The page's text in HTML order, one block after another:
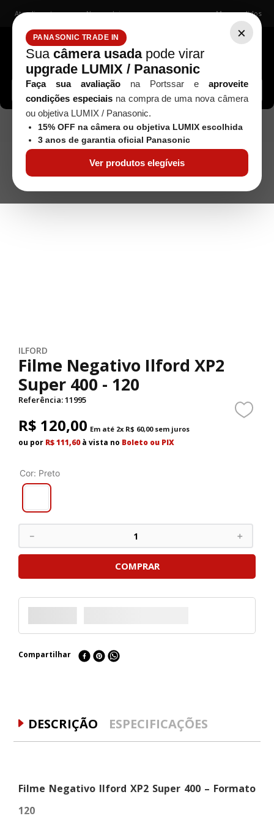
×
PANASONIC TRADE IN
Sua câmera usadapode virar
upgrade LUMIX / Panasonic
Faça sua avaliação na Portssar e aproveite
condições especiaisna compra de uma nova câmera
ou objetiva LUMIX / Panasonic.
15% OFF na câmera ou objetiva LUMIX escolhida
3 anos de garantia oficial Panasonic
Ver produtos elegíveis
Atendimento Nossas lojas Meus pedidos
Buscar câmeras, lentes, acessórios...
Analógicos Filmes Formato120 Preto e Branco
Negativo Ilford XP2 Super 400 - 120
ILFORD
Filme Negativo Ilford XP2
Super 400 - 120
Referência:11995
R$ 120,00 Em até 2x R$ 60,00sem juros
ou por R$ 111,60à vista no Boleto ou PIX
Cor: Preto
＋
－
COMPRAR
Compartilhar
DESCRIÇÃO ESPECIFICAÇÕES
Filme Negativo Ilford XP2 Super 400 – Formato
120